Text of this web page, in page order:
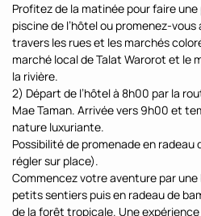
Profitez de la matinée pour faire
piscine de l’hôtel ou promenez-vous
travers les rues et les marchés
marché local de Talat Warorot et le
la rivière.
2) Départ de l’hôtel à 8h00 par la
Mae Taman. Arrivée vers 9h00 et
nature luxuriante.
Possibilité de promenade en radeau
régler sur place).
Commencez votre aventure par
petits sentiers puis en radeau de
de la forêt tropicale. Une